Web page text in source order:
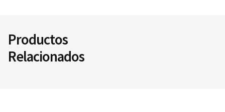
Productos
Relacionados